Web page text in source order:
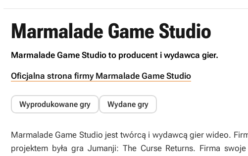
Marmalade Game Studio
Marmalade Game Studio to producent i wydawca gier.
Oficjalna strona firmy Marmalade Game Studio
Wyprodukowane gry Wydane gry
Marmalade Game Studio jest twórcą i wydawcą gier wideo.
projektem była gra Jumanji: The Curse Returns. Firma